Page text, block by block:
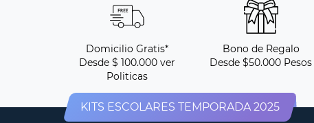
Domicilio Gratis*
Desde $ 100.000 ver
Politicas
Bono de Regalo
Desde $50.000 Pesos
KITS ESCOLARES TEMPORADA 2025